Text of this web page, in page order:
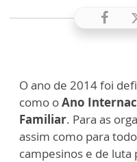
O ano de 2014 foi
como oAno
Familiar. Para as
assim como para
campesinos e de